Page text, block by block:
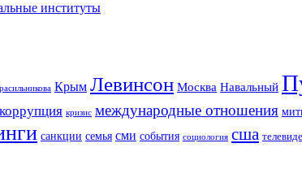
институты
Крым Левинсон Москва Навальный
коррупция кризис международные отношения
санкции семья сми события социология сша